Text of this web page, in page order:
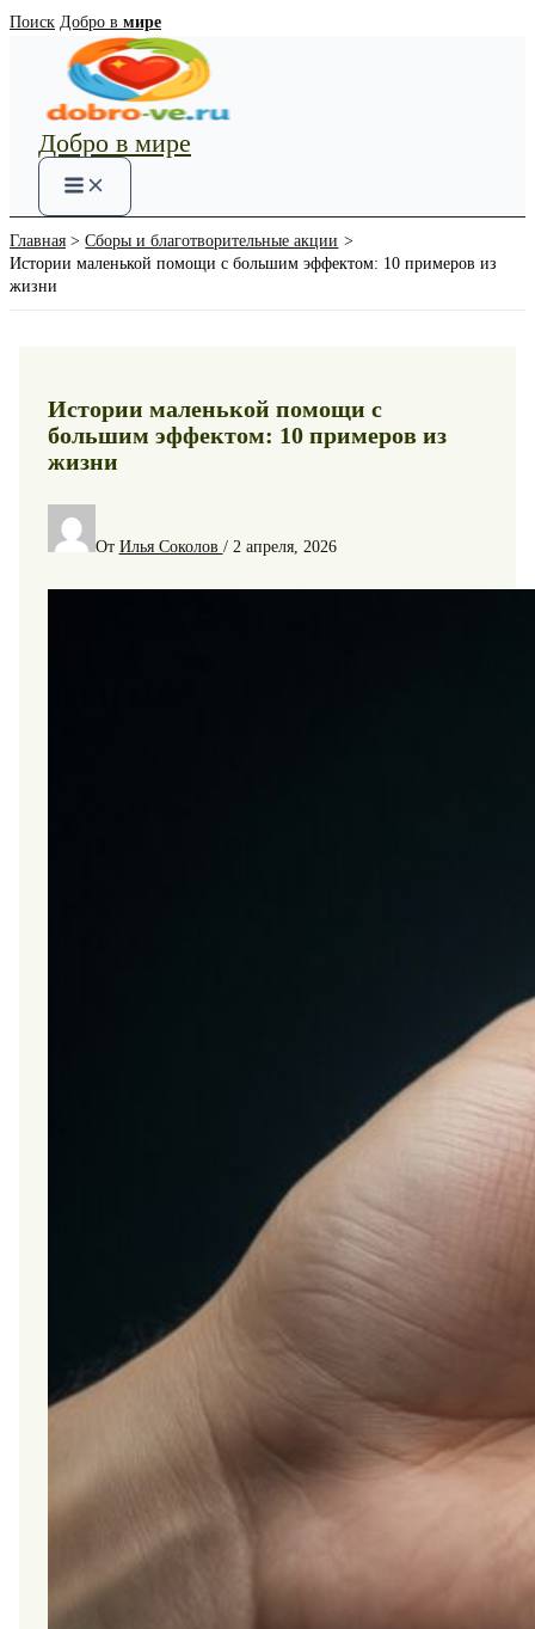
Перейти
содержимому
Поиск Добро в мире
Добро в мире
Main
Menu
Главная
Сборы и благотворительные акции
Истории маленькой помощи с большим эффектом: 10 примеров из
жизни
Истории маленькой помощи с
большим эффектом: 10 примеров из
жизни
От Илья Соколов / 2 апреля, 2026